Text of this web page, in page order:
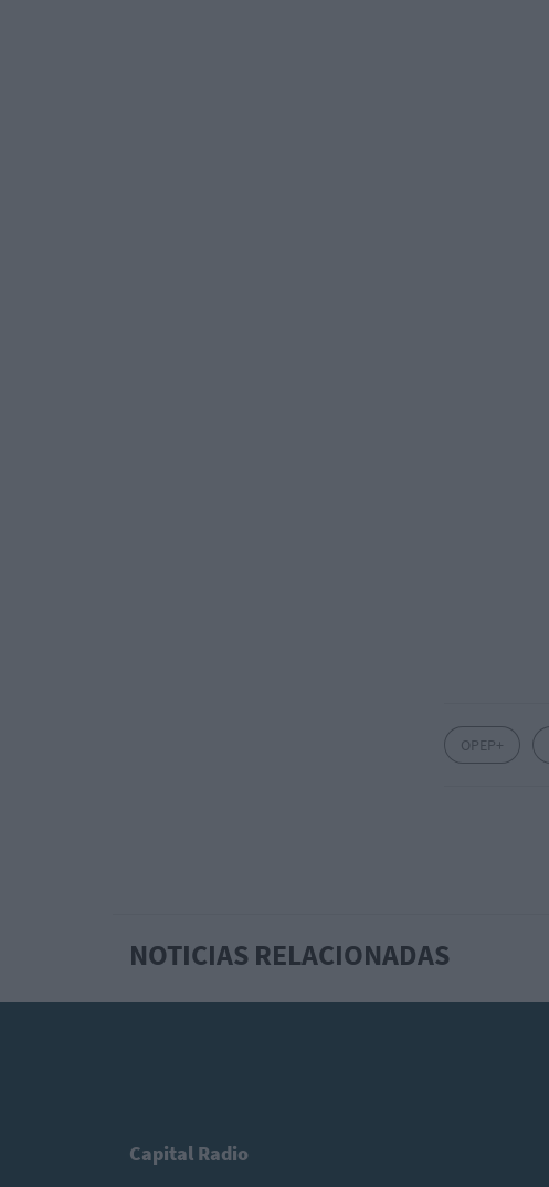
OPEP+
NOTICIAS RELACIONADAS
Capital Radio